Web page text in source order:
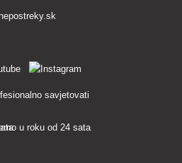
savjetovati
u roku od 24 sata